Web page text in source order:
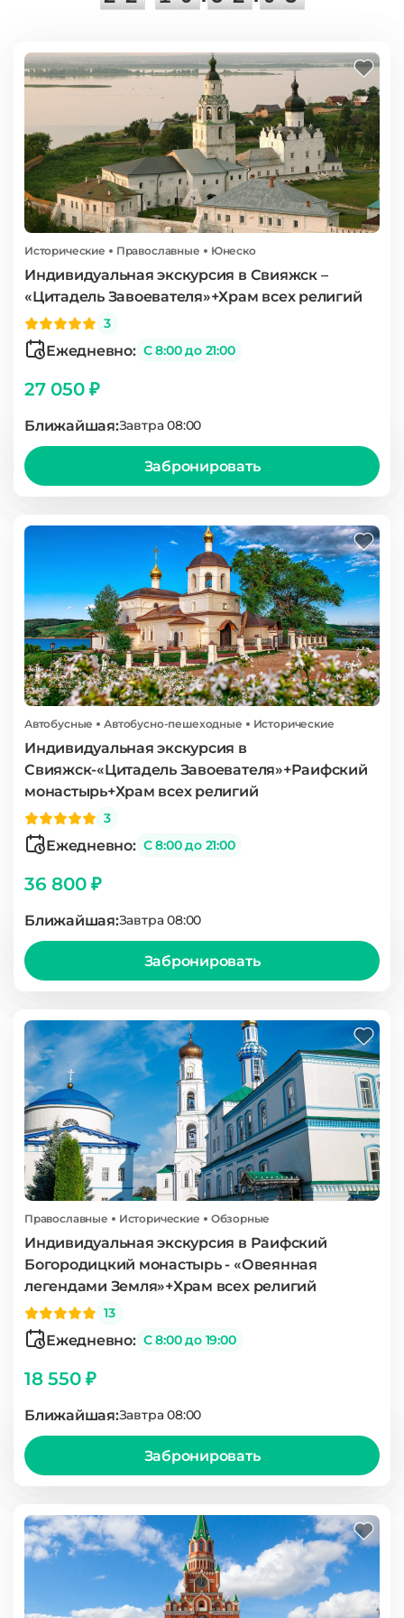
Исторические Православные Юнеско
Индивидуальная экскурсия в Свияжск –
«Цитадель Завоевателя»+Храм всех религий
3
Ежедневно: С 8:00 до 21:00
27 050 ₽
Ближайшая:Завтра 08:00
Забронировать
Автобусные Автобусно-пешеходные Исторические
Индивидуальная экскурсия в
Свияжск-«Цитадель Завоевателя»+Раифский
монастырь+Храм всех религий
3
Ежедневно: С 8:00 до 21:00
36 800 ₽
Ближайшая:Завтра 08:00
Забронировать
Православные Исторические Обзорные
Индивидуальная экскурсия в Раифский
Богородицкий монастырь - «Овеянная
легендами Земля»+Храм всех религий
13
Ежедневно: С 8:00 до 19:00
18 550 ₽
Ближайшая:Завтра 08:00
Забронировать